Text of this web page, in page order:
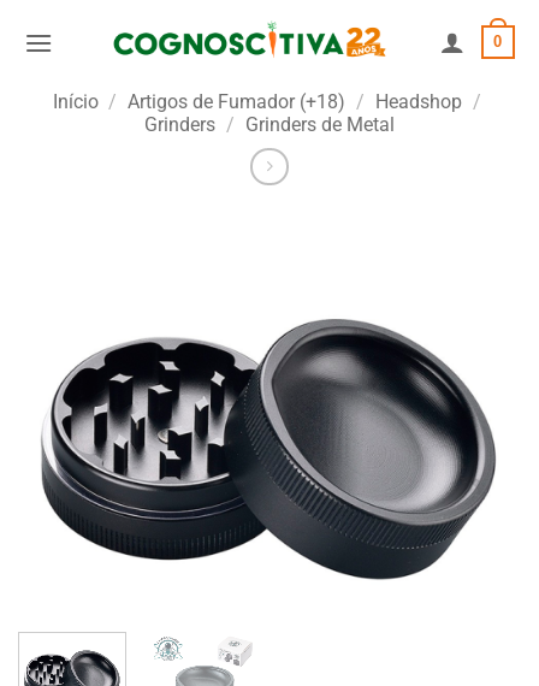
0
Início / Artigos de Fumador (+18) / Headshop /
Grinders / Grinders de Metal